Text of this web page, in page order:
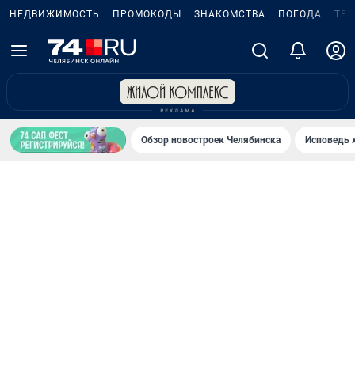
НЕДВИЖИМОСТЬ ПРОМОКОДЫ ЗНАКОМСТВА ПОГОДА
Обзор новостроек Челябинска Исповедь